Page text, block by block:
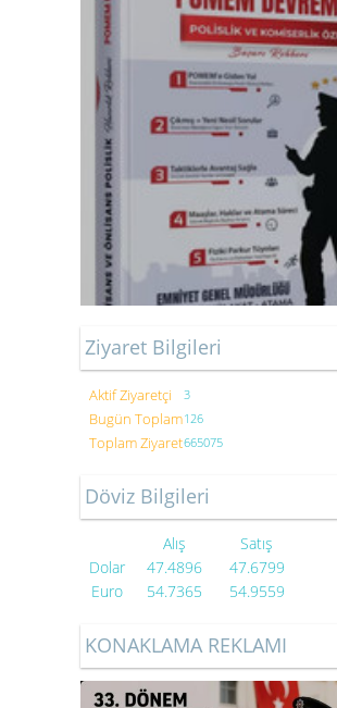
Ziyaret Bilgileri
Aktif Ziyaretçi 3
Bugün Toplam126
Toplam Ziyaret665075
Döviz Bilgileri
Alış
Satış
Dolar
47.4896
47.6799
Euro
54.7365 54.9559
KONAKLAMA REKLAMI